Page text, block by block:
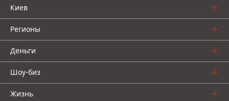
Киев
Регионы
Деньги
Шоу-биз
Жизнь